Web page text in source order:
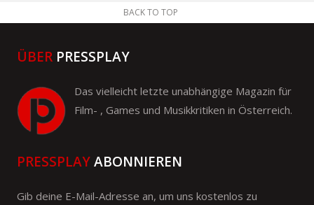
BACK TO TOP
ÜBER PRESSPLAY
Das vielleicht letzte unabhängige Magazin für
Film- , Games und Musikkritiken in Österreich.
PRESSPLAYABONNIEREN
Gib deine E-Mail-Adresse an, um uns kostenlos zu